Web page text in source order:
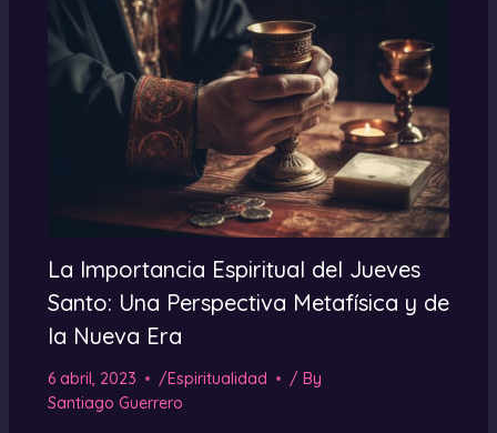
La Importancia Espiritual del Jueves
Santo: Una Perspectiva Metafísica y de
la Nueva Era
6 abril, 2023 /Espiritualidad
/ By
Santiago Guerrero